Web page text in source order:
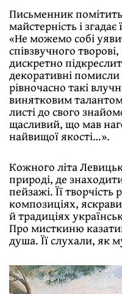
Письменник
майстерність і згадає
«Не можемо собі
співзвучного
дискретно
декоративні помисли
рівночасно такі
винятковим
листі до свого
щасливий, що мав
найвищої якості…».
Кожного літа
природі, де
пейзажі. Її
композиціях,
й традиціях
Про мисткиню
душа. Її слухали, як